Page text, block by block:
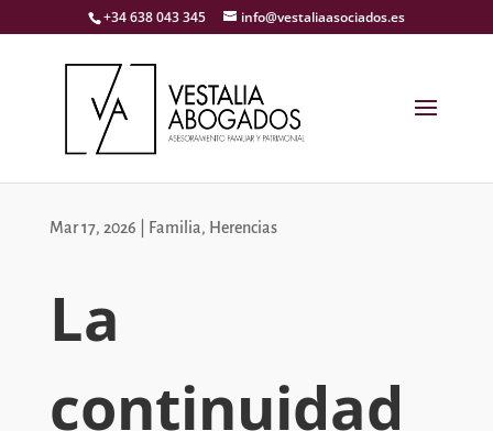
+34 638 043 345 info@vestaliaasociados.es
Mar 17, 2026 Familia, Herencias
La
continuidad